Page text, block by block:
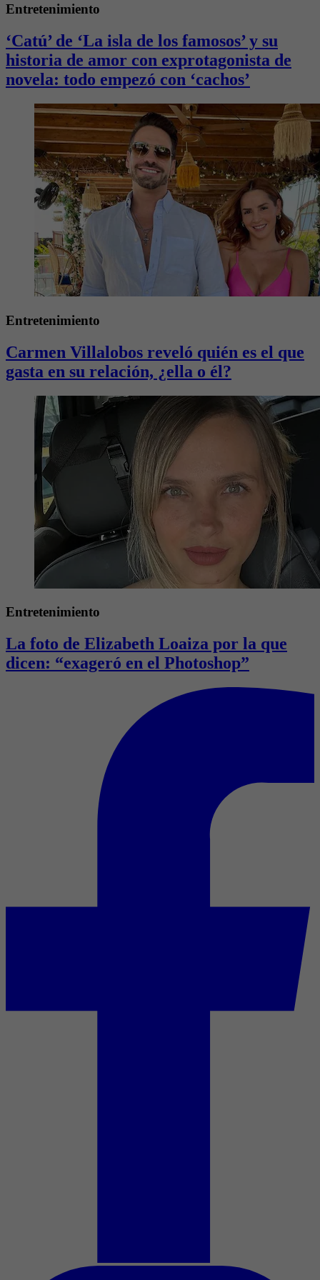
Entretenimiento
‘Catú’ de ‘La isla de los famosos’ y su
historia de amor con exprotagonista de
novela: todo empezó con ‘cachos’
Entretenimiento
Carmen Villalobos reveló quién es el que
gasta en su relación, ¿ella o él?
Entretenimiento
La foto de Elizabeth Loaiza por la que
dicen: “exageró en el Photoshop”